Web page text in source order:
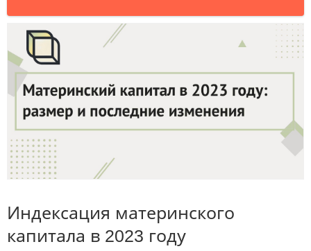
Индексация материнского
капитала в 2023 году